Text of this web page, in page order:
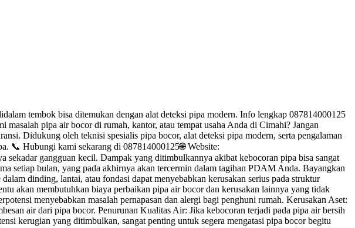
tembok bisa ditemukan dengan alat deteksi pipa modern. Info lengkap 087814000125
pipa air bocor di rumah, kantor, atau tempat usaha Anda di Cimahi? Jangan
Didukung oleh teknisi spesialis pipa bocor, alat deteksi pipa modern, serta pengalaman
📞 Hubungi kami sekarang di 087814000125🌐 Website:
gangguan kecil. Dampak yang ditimbulkannya akibat kebocoran pipa bisa sangat
setiap bulan, yang pada akhirnya akan tercermin dalam tagihan PDAM Anda. Bayangkan
dinding, lantai, atau fondasi dapat menyebabkan kerusakan serius pada struktur
akan membutuhkan biaya perbaikan pipa air bocor dan kerusakan lainnya yang tidak
menyebabkan masalah pernapasan dan alergi bagi penghuni rumah. Kerusakan Aset:
air dari pipa bocor. Penurunan Kualitas Air: Jika kebocoran terjadi pada pipa air bersih
kerugian yang ditimbulkan, sangat penting untuk segera mengatasi pipa bocor begitu